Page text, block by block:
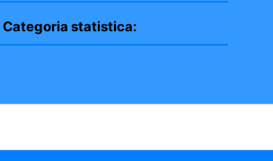
Categoria statistica: